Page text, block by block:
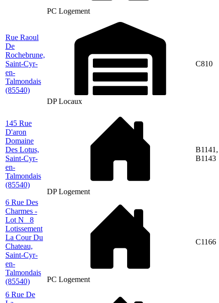
PC Logement
Rue Raoul
De
Rochebrune,
Saint-Cyr-
en-
Talmondais
(85540)
DP Locaux
C810
145 Rue
D'aron
Domaine
Des Lotus,
Saint-Cyr-
en-
Talmondais
(85540)
DP Logement
B1141,
B1143
6 Rue Des
Charmes -
Lot N_ 8
Lotissement
La Cour Du
Chateau,
Saint-Cyr-
en-
Talmondais
(85540)
PC Logement
C1166
6 Rue De